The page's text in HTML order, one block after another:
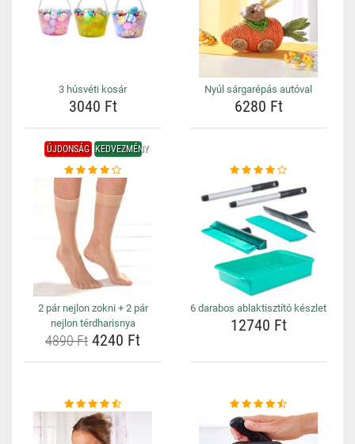
3 húsvéti kosár
3040 Ft
Nyúl sárgarépás autóval
6280 Ft
ÚJDONSÁG KEDVEZMÉNY
2 pár nejlon zokni + 2 pár
nejlon térdharisnya
4890 Ft 4240 Ft
6 darabos ablaktisztító készlet
12740 Ft